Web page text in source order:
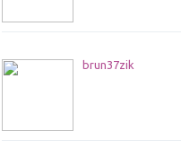
brun37zik